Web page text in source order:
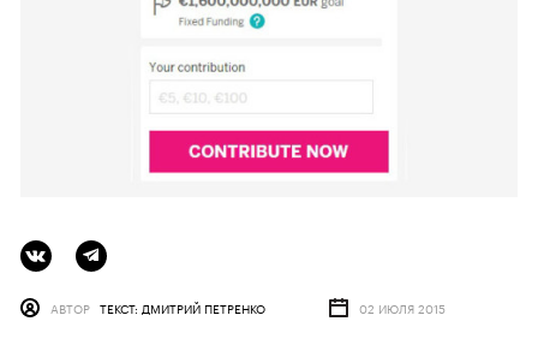
АВТОР ТЕКСТ: ДМИТРИЙ ПЕТРЕНКО 02 ИЮЛЯ 2015